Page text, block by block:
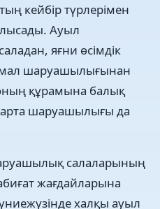
кейбір түрлерімен
Ауыл
яғни өсімдік
шаруашылығынан
құрамына балық
шаруашылығы да
салаларының
жағдайларына
халқы ауыл